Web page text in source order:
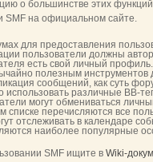
о большинстве этих
SMF на официальном сайте.
для предоставления
пользователи должны
есть свой личный профиль.
полезным
сообщений, как суть
различные BB-
могут обмениваться
списке перечисляются все
отслеживать в календаре
наиболее популярные
SMF ищите вWiki-